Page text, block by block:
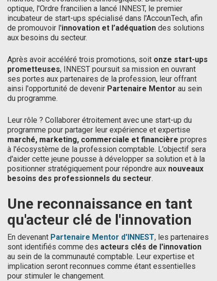
optique, l'Ordre francilien a lancé INNEST, le premier
incubateur de start-ups spécialisé dans l'AccounTech, afin
de promouvoir l'innovation et l’adéquation des solutions
aux besoins du secteur.
Après avoir accéléré trois promotions, soit onze start-ups
prometteuses, INNEST poursuit sa mission en ouvrant
ses portes aux partenaires de la profession, leur offrant
ainsi l'opportunité de devenir Partenaire Mentor au sein
du programme.
Leur rôle ? Collaborer étroitement avec une start-up du
programme pour partager leur expérience et expertise
marché, marketing, commerciale et financière propres
à l'écosystème de la profession comptable. L’objectif sera
d'aider cette jeune pousse à développer sa solution et à la
positionner stratégiquement pour répondre aux nouveaux
besoins des professionnels du secteur.
Une reconnaissance en tant
qu'acteur clé de l'innovation
En devenant Partenaire Mentor d'INNEST, les partenaires
sont identifiés comme des acteurs clés de l'innovation
au sein de la communauté comptable. Leur expertise et
implication seront reconnues comme étant essentielles
pour stimuler le changement.